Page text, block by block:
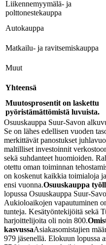
Liikennemyymälä- ja
polttonestekauppa
Autokauppa
Matkailu- ja ravitsemiskauppa
Muut
Yhteensä
Muutosprosentit on laskettu
pyöristämättömistä luvuista.
Osuuskauppa Suur-Savon
Se on lähes edellisen vuoden
merkittävät panostukset
maltilliset investoinnit
sekä suhdanteet huomioiden.
otettu oman toiminnan
on koskenut kaikkia toimialoja
ensi vuonna.Osuuskauppa
lopussa Osuuskauppa Suur-
Aukioloaikojen vapautuminen
tunteja. Kesätyöntekijöitä sekä
harjoittelijoita oli noin 800.
kasvussaAsiakasomistajien
979 jäsenellä. Elokuun lopussa